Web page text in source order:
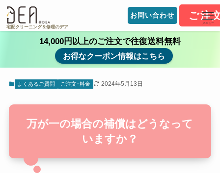
宅配クリーニング＆修理のデア
お問い合わせ ご注
メニュー
14,000円以上のご注文で往復送料無料
お得なクーポン情報はこちら
よくあるご質問 ご注文･料金 2024年5月13日
万が一の場合の補償はどうなって
いますか？